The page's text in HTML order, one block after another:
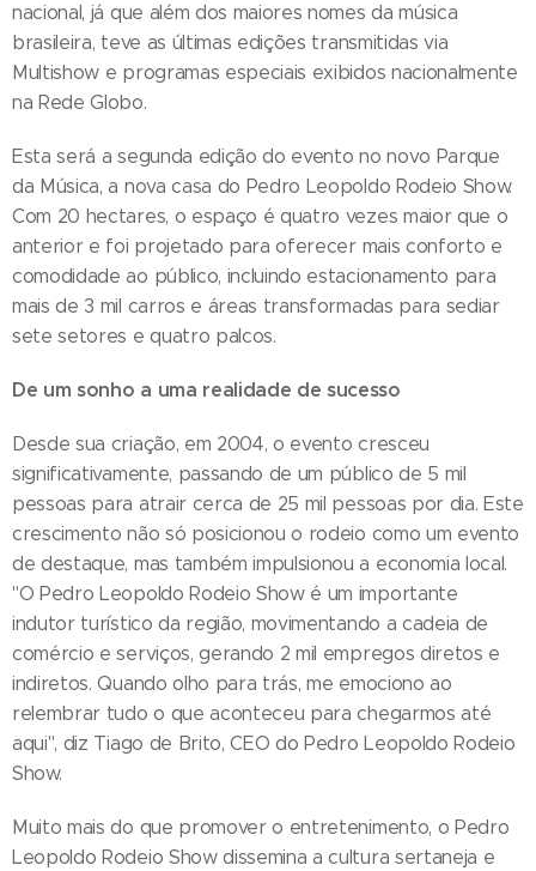
nacional, já que além dos maiores nomes da música
brasileira, teve as últimas edições transmitidas via
Multishow e programas especiais exibidos nacionalmente
na Rede Globo.
Esta será a segunda edição do evento no novo Parque
da Música, a nova casa do Pedro Leopoldo Rodeio Show.
Com 20 hectares, o espaço é quatro vezes maior que o
anterior e foi projetado para oferecer mais conforto e
comodidade ao público, incluindo estacionamento para
mais de 3 mil carros e áreas transformadas para sediar
sete setores e quatro palcos.
De um sonho a uma realidade de sucesso
Desde sua criação, em 2004, o evento cresceu
significativamente, passando de um público de 5 mil
pessoas para atrair cerca de 25 mil pessoas por dia. Este
crescimento não só posicionou o rodeio como um evento
de destaque, mas também impulsionou a economia local.
"O Pedro Leopoldo Rodeio Show é um importante
indutor turístico da região, movimentando a cadeia de
comércio e serviços, gerando 2 mil empregos diretos e
indiretos. Quando olho para trás, me emociono ao
relembrar tudo o que aconteceu para chegarmos até
aqui", diz Tiago de Brito, CEO do Pedro Leopoldo Rodeio
Show.
Muito mais do que promover o entretenimento, o Pedro
Leopoldo Rodeio Show dissemina a cultura sertaneja e